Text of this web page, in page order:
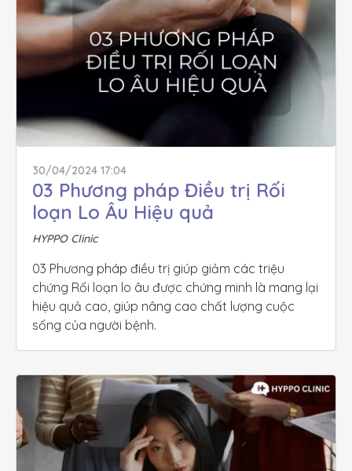
30/04/2024 17:04
03 Phương pháp Điều trị Rối
loạn Lo Âu Hiệu quả
HYPPO Clinic
03 Phương pháp điều trị giúp giảm các triệu
chứng Rối loạn lo âu được chứng minh là mang lại
hiệu quả cao, giúp nâng cao chất lượng cuộc
sống của người bệnh.